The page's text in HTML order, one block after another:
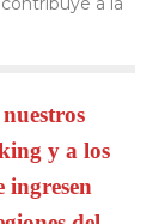
y a los
ingresen